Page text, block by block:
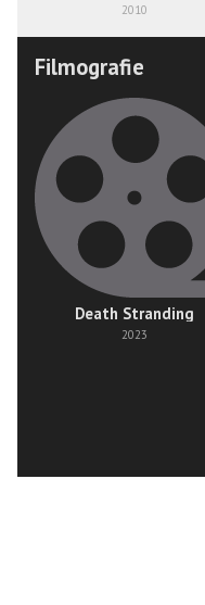
2010
Filmografie
Death Stranding
2023